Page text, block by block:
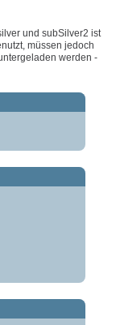
und subSilver2 ist
müssen jedoch
werden -